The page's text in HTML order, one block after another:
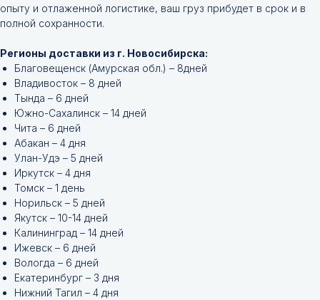
опыту и отлаженной логистике, ваш груз прибудет в срок и в
полной сохранности.
Регионы доставки из г. Новосибирска:
Благовещенск (Амурская обл.) – 8дней
Владивосток – 8 дней
Тында – 6 дней
Южно-Сахалинск – 14 дней
Чита – 6 дней
Абакан – 4 дня
Улан-Удэ – 5 дней
Иркутск – 4 дня
Томск – 1 день
Норильск – 5 дней
Якутск – 10-14 дней
Калининград – 14 дней
Ижевск – 6 дней
Вологда – 6 дней
Екатеринбург – 3 дня
Нижний Тагил – 4 дня